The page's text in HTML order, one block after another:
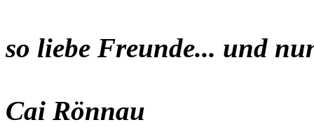
so liebe Freunde... und
Cai Rönnau